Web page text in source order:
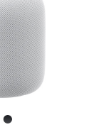
了
解
HomePod<